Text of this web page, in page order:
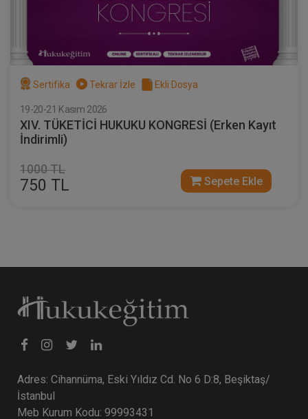
Sertifika Tekrar İzle Ekli Dosya
19-20-21 Kasım 2026
XIV. TÜKETİCİ HUKUKU KONGRESİ (Erken Kayıt
İndirimli)
1000 TL
750 TL Sepete Ekle
Adres: Cihannüma, Eski Yıldız Cd. No 6 D:8, Beşiktaş/
İstanbul
Meb Kurum Kodu: 99993431